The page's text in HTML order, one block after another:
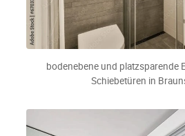
bodenebene und platzsparende
Schiebetüren in